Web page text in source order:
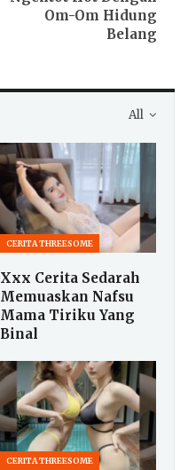
Om-Om Hidung
Belang
All
CERITA THREESOME
Xxx Cerita Sedarah
Memuaskan Nafsu
Mama Tiriku Yang
Binal
CERITA THREESOME